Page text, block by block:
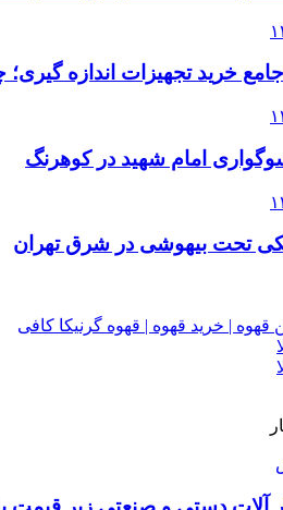
خرید تجهیزات اندازه گیری؛
امام شهید در کوهرنگ
تحت بیهوشی در شرق تهران
قهوه | خرید قهوه | قهوه گرنیکا کافی